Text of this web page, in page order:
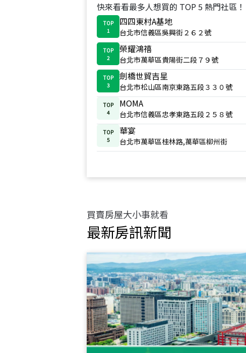
快來看看最多人想買的 TOP 5 熱門社區！
TOP
1
四四東村A基地
台北市信義區吳興街２６２號
TOP
2
榮耀鴻禧
台北市萬華區貴陽街二段７９號
TOP
3
劍橋世貿吉星
台北市松山區南京東路五段３３０號
TOP
4
MOMA
台北市信義區忠孝東路五段２５８號
TOP
5
華宴
台北市萬華區桂林路,萬華區柳州街
買賣房屋大小事就看
最新房訊新聞